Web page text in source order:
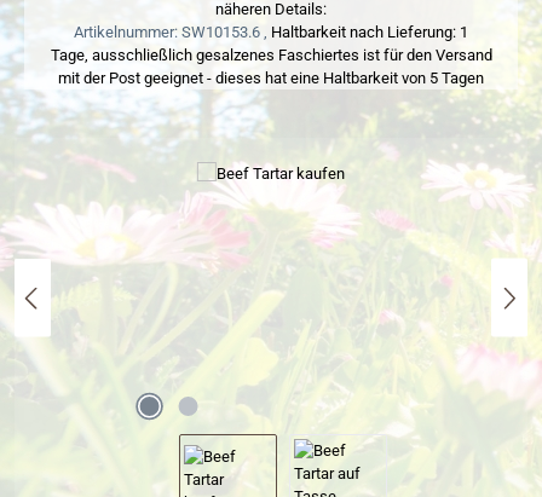
näheren Details:
Artikelnummer: SW10153.6 , Haltbarkeit nach Lieferung: 1
Tage, ausschließlich gesalzenes Faschiertes ist für den Versand
mit der Post geeignet - dieses hat eine Haltbarkeit von 5 Tagen
Bildergalerie überspringen